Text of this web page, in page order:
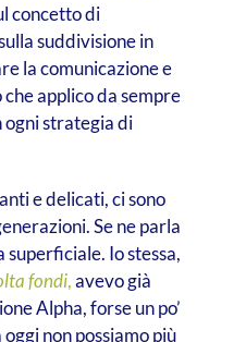
concetto di
suddivisione in
la comunicazione e
che applico da sempre
ogni strategia di
e delicati, ci sono
Se ne parla
superficiale. Io stessa,
fondi,avevo già
Alpha, forse un po’
non possiamo più